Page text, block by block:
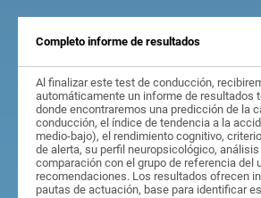
Completo informe de resultados
Al finalizar este test de conducción,
automáticamente un informe de resultados
donde encontraremos una predicción de la
conducción, el índice de tendencia a la
medio-bajo), el rendimiento cognitivo,
de alerta, su perfil neuropsicológico,
comparación con el grupo de referencia del
recomendaciones. Los resultados ofrecen
pautas de actuación, base para identificar